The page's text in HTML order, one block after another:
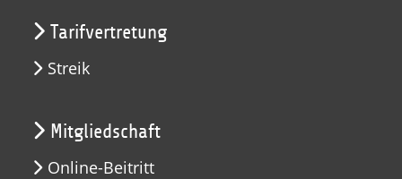
Tarifvertretung
Streik
Mitgliedschaft
Online-Beitritt